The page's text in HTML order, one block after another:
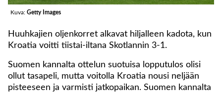
Kuva: Getty Images
Huuhkajien oljenkorret alkavat hiljalleen kadota, kun
Kroatia voitti tiistai-iltana Skotlannin 3-1.
Suomen kannalta ottelun suotuisa lopputulos olisi
ollut tasapeli, mutta voitolla Kroatia nousi neljään
pisteeseen ja varmisti jatkopaikan. Suomen kannalta